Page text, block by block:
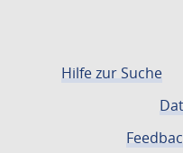
Hilfe zur Suche